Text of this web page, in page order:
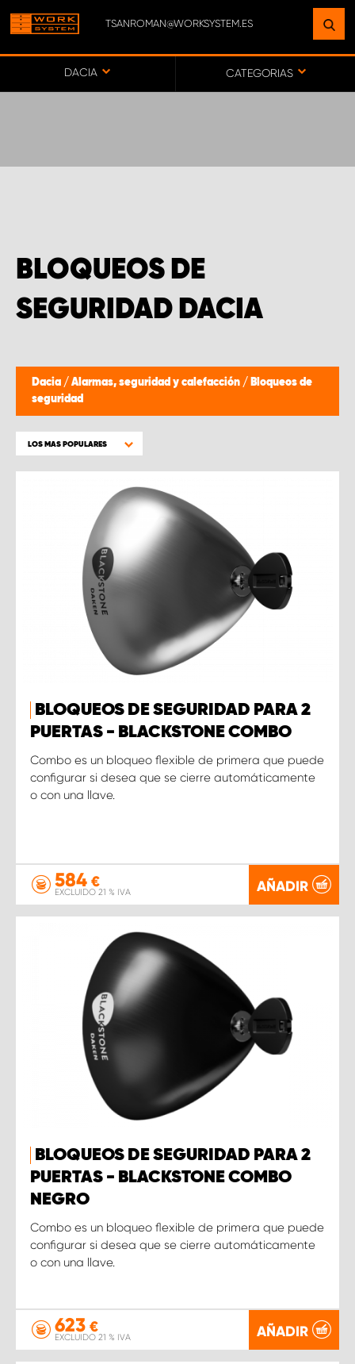
TSANROMAN@WORKSYSTEM.ES
DACIA CATEGORIAS
BLOQUEOS DE
SEGURIDAD DACIA
Dacia / Alarmas, seguridad y calefacción / Bloqueos de
seguridad
LOS MAS POPULARES
BLOQUEOS DE SEGURIDAD PARA 2
PUERTAS - BLACKSTONE COMBO
Combo es un bloqueo flexible de primera que puede
configurar si desea que se cierre automáticamente
o con una llave.
584 €
EXCLUIDO 21 % IVA AÑADIR
BLOQUEOS DE SEGURIDAD PARA 2
PUERTAS - BLACKSTONE COMBO
NEGRO
Combo es un bloqueo flexible de primera que puede
configurar si desea que se cierre automáticamente
o con una llave.
623 €
EXCLUIDO 21 % IVA AÑADIR
ENCUENTRE UNA INSTALACIÓN
CERCA DE USTED